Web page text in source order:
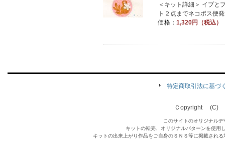
＜キット詳細＞ イプと
ト２点までネコポス便
価格： 1,320円（税込）
特定商取引法に基づ
Ｃopyright (C)
このサイトのオリジナル
キットの転売、オリジナルパターンを使用
キットの出来上がり作品をご自身のＳＮＳ等に掲載され